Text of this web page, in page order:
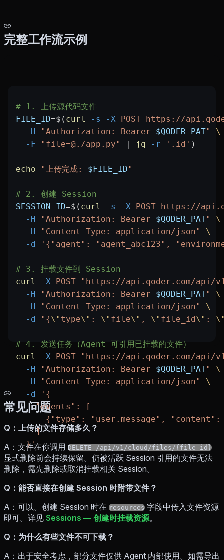
完整工作流示例
# 1. 上传源代码文件
FILE_ID=$( curl -s -X POST https://
  -H
"Authorization: Bearer $QODER_PAT"
\
  -F
"file=@./app.py" jq -r '.id' )
echo "上传完成: $FILE_ID"
# 2. 创建 Session
SESSION_ID=$( curl -s -X POST https://
  -H
"Authorization: Bearer $QODER_PAT"
\
  -H
"Content-Type: application/json"
\
  -d
'{"agent": "agent_abc123",
# 3. 挂载文件到 Session
curl
-X POST "https://api.qoder.com/api/
  -H
"Authorization: Bearer $QODER_PAT"
\
  -H
"Content-Type: application/json"
\
  -d
"{\" type\" : \" file\" , \" file_id \" :
# 4. 发送任务（Agent 可引用已挂载的文件）
curl
-X POST "https://api.qoder.com/api/
  -H
"Authorization: Bearer $QODER_PAT"
\
  -H
"Content-Type: application/json"
\
  -d
'{
    "events": [
{"type": "user.message", "content":
    ]
  }'
常见问题
Q：上传的文件存储多久？
A：文件在你调用 DELETE /api/v1/cloud/files/{file_id}
显式删除前会持续保留。仍被活跃 Session 引用的文件无法
删除，需先删除或取消挂载相关 Session。
Q：能否直接在创建 Session 时附带文件？
A：可以。创建 Session 时在 resources 字段中传入文件资源
即可。详见 Sessions — 创建时挂载资源。
Q：为什么有些文件不可下载？
A：出于安全考虑，部分文件仅供 Agent 内部使用。如需导出